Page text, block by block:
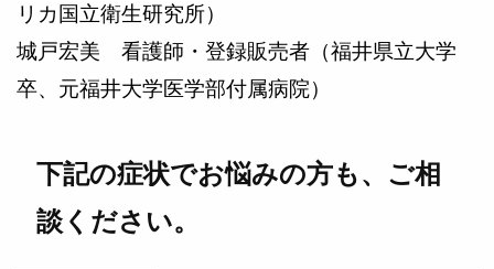
リカ国立衛生研究所）
城戸宏美 看護師・登録販売者（福井県立大学
卒、元福井大学医学部付属病院）
下記の症状でお悩みの方も、ご相
談ください。